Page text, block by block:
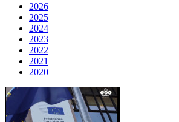
2026
2025
2024
2023
2022
2021
2020